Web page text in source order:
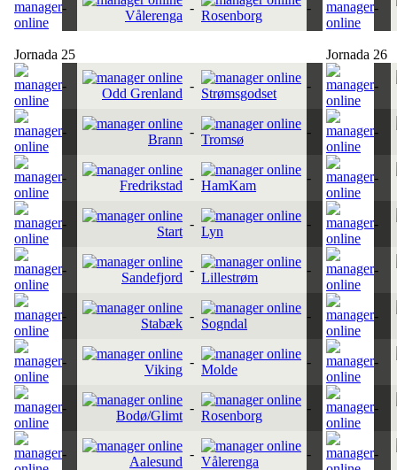
-
Vålerenga
-
Rosenborg
- -
Jornada 25 Jornada 26
-
Odd Grenland
-
Strømsgodset
- -
-
Brann
-
Tromsø
- -
-
Fredrikstad
-
HamKam
- -
-
Start
-
Lyn
- -
-
Sandefjord
-
Lillestrøm
- -
-
Stabæk
-
Sogndal
- -
-
Viking
-
Molde
- -
-
Bodø/Glimt
-
Rosenborg
- -
-
Aalesund
-
Vålerenga
- -